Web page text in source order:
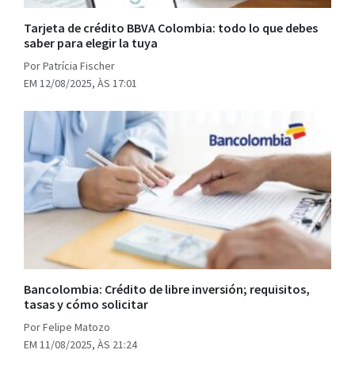
Tarjeta de crédito BBVA Colombia: todo lo que debes
saber para elegir la tuya
Por Patrícia Fischer
EM 12/08/2025, ÀS 17:01
Bancolombia: Crédito de libre inversión; requisitos,
tasas y cómo solicitar
Por Felipe Matozo
EM 11/08/2025, ÀS 21:24